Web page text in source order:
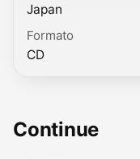
Japan
Formato
CD
Continue